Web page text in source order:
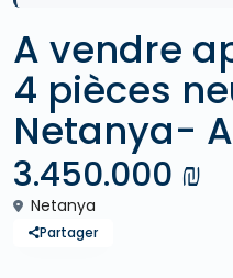
A vendre
4 pièces
Netanya-
3.450.000 ₪
Netanya
Partager